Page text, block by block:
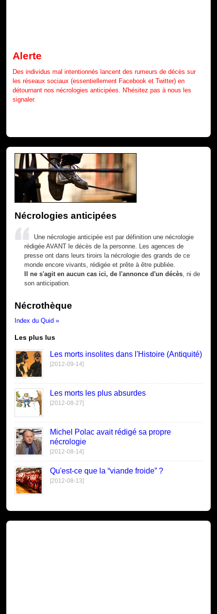
Alerte
Des individus mal intentionnés lancent des rumeurs de décès sur
les réseaux sociaux (essentiellement Facebook et Twitter) en
détournant nos nécrologies anticipées. N'hésitez pas à nous les
signaler.
Nécrologies anticipées
Une nécrologie anticipée est par définition une nécrologie
rédigée AVANT le décès de la personne. Les agences de
presse ont dans leurs tiroirs la nécrologie des grands de ce
monde encore vivants, rédigée et prête à être publiée.
Il ne s'agit en aucun cas ici, de l'annonce d'un décès , ni de
son anticipation.
Nécrothèque
Index du Quid »
Les plus lus
Les morts insolites dans l'Histoire (Antiquité)
[2012-09-14]
Les morts les plus absurdes
[2012-08-27]
Michel Polac avait rédigé sa propre
nécrologie
[2012-08-14]
Qu'est-ce que la “viande froide” ?
[2012-08-13]